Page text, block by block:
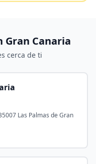
Gran Canaria
cerca de ti
Las Palmas de Gran